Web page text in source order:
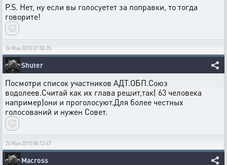
P.S. Нет, ну если вы голосуетет за поправки, то тогда
говорите!
26 Мая 2010 07:50:35
Shuter
Посмотри список участников АДТ.ОБП.Союз
водолеев.Считай как их глава решит,так( 63 человека
например)они и проголосуют.Для более честных
голосований и нужен Совет.
26 Мая 2010 08:13:47
Macross